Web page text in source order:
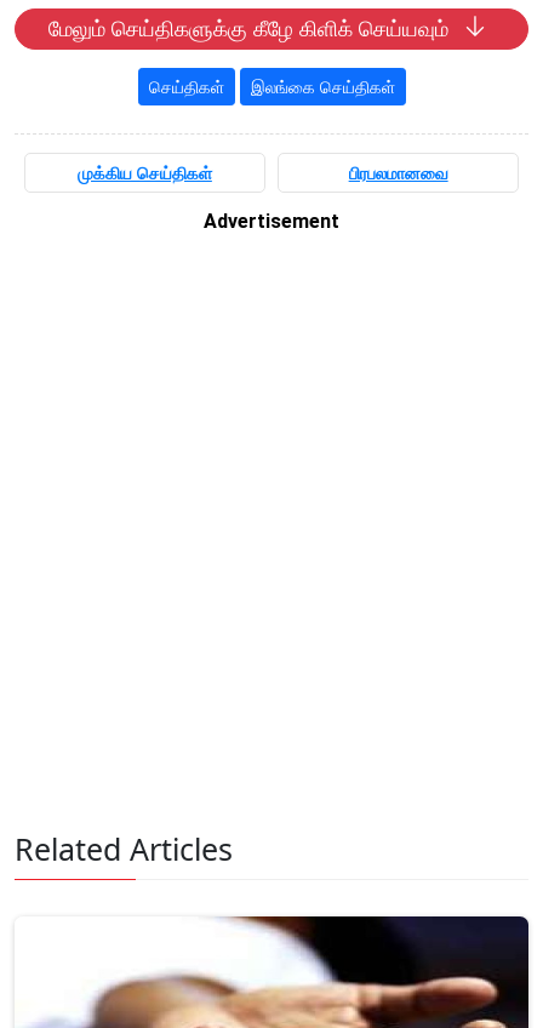
மேலும் செய்திகளுக்கு கீழே கிளிக் செய்யவும்
செய்திகள் இலங்கை செய்திகள்
முக்கிய செய்திகள் பிரபலமானவை
Advertisement
Related Articles